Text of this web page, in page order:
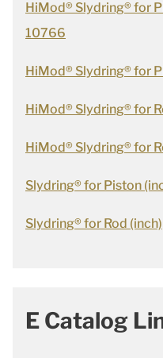
HiMod® Slydring® for
10766
HiMod® Slydring® for
HiMod® Slydring® for
HiMod® Slydring® for
Slydring® for Piston
Slydring® for Rod (inch)
E Catalog